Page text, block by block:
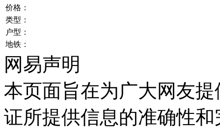
价格：
类型：
户型：
地铁：
网易声明
本页面旨在为广大网友
证所提供信息的准确性